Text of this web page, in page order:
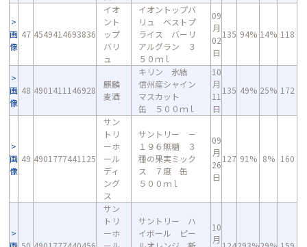
画
像
47 4549414693836
イオ
ント
ップ
バリ
ュ
イオントップバ
リュ ベストプ
ライス バーリ
アルグラン ３
５０ｍｌ
09
月
02
日
135 94% 14% 118
画
像
48 4901411146928
麒麟
麦酒
キリン 氷結
信州産シャイン
マスカット
缶 ５００ｍｌ
10
月
11
日
135 49% 25% 172
画
像
49 4901777441125
サン
トリ
ーホ
ール
ディ
ング
ス
サントリー －
１９６無糖 ３
種の果実ミック
ス ７度 缶
５００ｍｌ
09
月
26
日
127 91% 8% 160
サン
トリ
ーホ
サントリー ハ
イボール ピー
10
月